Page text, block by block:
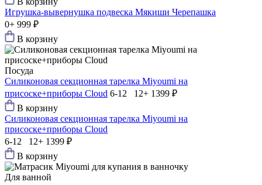
Игрушка-вывернушка подвеска Мякиши Черепашка
0+ 999 ₽
В корзину
Посуда
Силиконовая секционная тарелка Мiyoumi на
присоске+приборы Cloud 6-12 12+ 1399 ₽
В корзину
Силиконовая секционная тарелка Мiyoumi на
присоске+приборы Cloud
6-12 12+ 1399 ₽
В корзину
Для ванной